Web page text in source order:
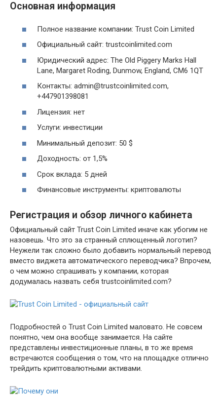
Основная информация
Полное название компании: Trust Coin Limited
Официальный сайт: trustcoinlimited.com
Юридический адрес: The Old Piggery Marks Hall
Lane, Margaret Roding, Dunmow, England, CM6 1QT
Контакты: admin@trustcoinlimited.com,
+447901398081
Лицензия: нет
Услуги: инвестиции
Минимальный депозит: 50 $
Доходность: от 1,5%
Срок вклада: 5 дней
Финансовые инструменты: криптовалюты
Регистрация и обзор личного кабинета
Официальный сайт Trust Coin Limited иначе как убогим не
назовешь. Что это за странный сплющенный логотип?
Неужели так сложно было добавить нормальный перевод
вместо виджета автоматического переводчика? Впрочем,
о чем можно спрашивать у компании, которая
додумалась назвать себя trustcoinlimited.com?
Подробностей о Trust Coin Limited маловато. Не совсем
понятно, чем она вообще занимается. На сайте
представлены инвестиционные планы, в то же время
встречаются сообщения о том, что на площадке отлично
трейдить криптовалютными активами.